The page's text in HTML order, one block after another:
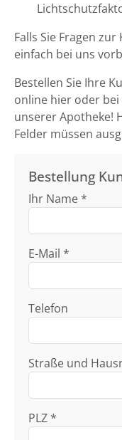
Falls Sie Fragen
einfach bei uns
Bestellen Sie Ihre
online hier oder
unserer Apotheke!
Felder müssen
Bestellung
Ihr Name *
E-Mail *
Telefon
Straße und
PLZ *